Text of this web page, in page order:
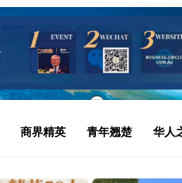
商界精英 青年翘楚 华人